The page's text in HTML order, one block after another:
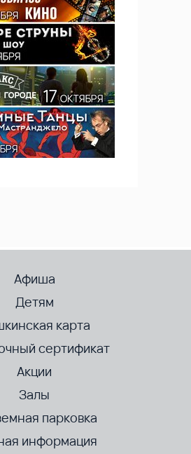
Афиша
Детям
карта
сертификат
Акции
Залы
парковка
информация